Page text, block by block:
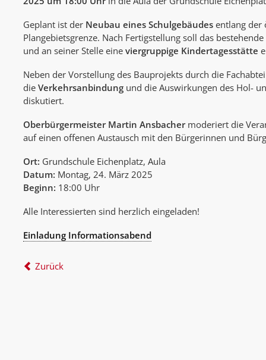
Geplant ist der Neubau eines Schulgebäudes entlang der
Plangebietsgrenze. Nach Fertigstellung soll das
und an seiner Stelle eineviergruppige Kindertagesstätte
Neben der Vorstellung des Bauprojekts durch die
dieVerkehrsanbindung und die Auswirkungen des Hol-
diskutiert.
Oberbürgermeister Martin Ansbachermoderiert die
auf einen offenen Austausch mit den Bürgerinnen und
Ort: Grundschule Eichenplatz, Aula
Datum: Montag, 24. März 2025
Beginn: 18:00 Uhr
Alle Interessierten sind herzlich eingeladen!
Einladung Informationsabend
Zurück